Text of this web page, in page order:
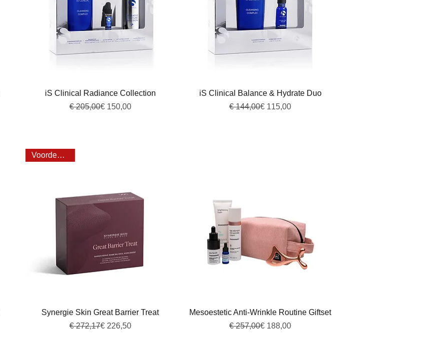
Snel overzicht
iS Clinical Radiance Collection
Normale prijs
€ 205,00Verkoopprijs
€ 150,00
Snel overzicht
iS Clinical Balance & Hydrate Duo
Normale prijs
€ 144,00Verkoopprijs
€ 115,00
Snel overzicht
Voordeel 20%
Synergie Skin Great Barrier Treat
Normale prijs
€ 272,17Verkoopprijs
€ 226,50
Snel overzicht
Mesoestetic Anti-Wrinkle Routine Giftset
Normale prijs
€ 257,00Verkoopprijs
€ 188,00